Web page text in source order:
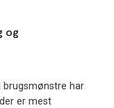
og
brugsmønstre har
er mest